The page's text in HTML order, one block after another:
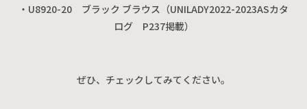
・U8920-20 ブラック ブラウス（UNILADY2022-2023ASカタ
ログ P237掲載）
ぜひ、チェックしてみてください。